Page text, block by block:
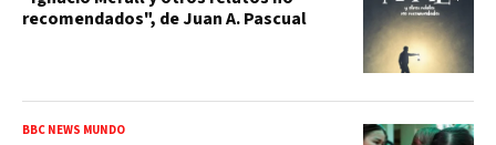
recomendados", de Juan A. Pascual
BBC NEWS MUNDO